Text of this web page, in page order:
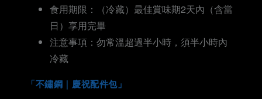
食用期限：（冷藏）最佳賞味期2天內（含當
日）享用完畢
注意事項：勿常溫超過半小時，須半小時內
冷藏
「不鏽鋼｜慶祝配件包」